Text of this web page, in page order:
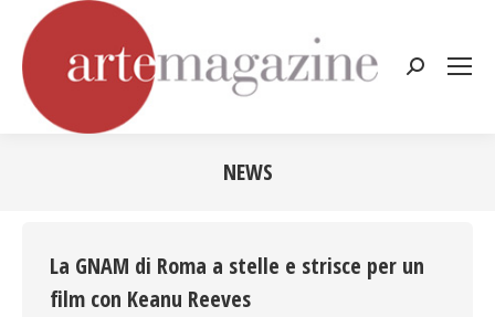
Cerca:
NEWS
La GNAM di Roma a stelle e strisce per un
film con Keanu Reeves